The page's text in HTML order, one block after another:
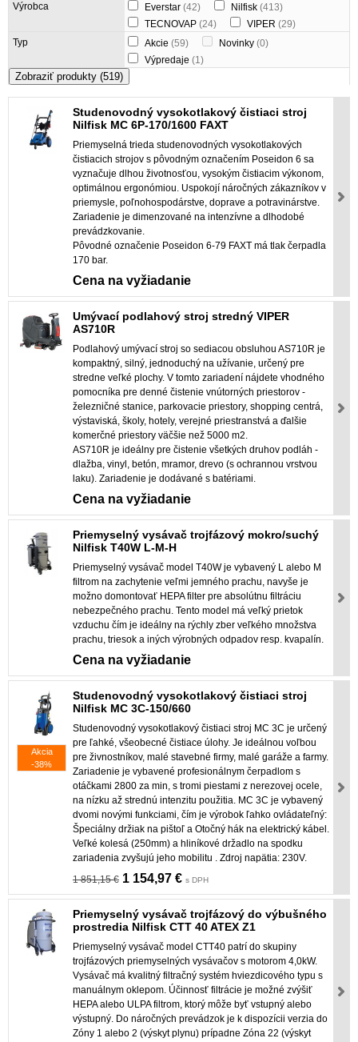
Výrobca Everstar (42) Nilfisk (413)
TECNOVAP (24) VIPER (29)
Typ
Akcie (59) Novinky (0)
Výpredaje (1)
Zobraziť produkty (519)
Studenovodný vysokotlakový čistiaci stroj
Nilfisk MC 6P-170/1600 FAXT
Priemyselná trieda studenovodných vysokotlakových
čistiacich strojov s pôvodným označením Poseidon 6 sa
vyznačuje dlhou životnosťou, vysokým čistiacim výkonom,
optimálnou ergonómiou. Uspokojí náročných zákazníkov v
priemysle, poľnohospodárstve, doprave a potravinárstve.
Zariadenie je dimenzované na intenzívne a dlhodobé
prevádzkovanie.
Pôvodné označenie Poseidon 6-79 FAXT má tlak čerpadla
170 bar.
Cena na vyžiadanie
Umývací podlahový stroj stredný VIPER
AS710R
Podlahový umývací stroj so sediacou obsluhou AS710R je
kompaktný, silný, jednoduchý na užívanie, určený pre
stredne veľké plochy. V tomto zariadení nájdete vhodného
pomocníka pre denné čistenie vnútorných priestorov -
železničné stanice, parkovacie priestory, shopping centrá,
výstaviská, školy, hotely, verejné priestranstvá a ďalšie
komerčné priestory väčšie než 5000 m2.
AS710R je ideálny pre čistenie všetkých druhov podláh -
dlažba, vinyl, betón, mramor, drevo (s ochrannou vrstvou
laku). Zariadenie je dodávané s batériami.
Cena na vyžiadanie
Priemyselný vysávač trojfázový mokro/suchý
Nilfisk T40W L-M-H
Priemyselný vysávač model T40W je vybavený L alebo M
filtrom na zachytenie veľmi jemného prachu, navyše je
možno domontovať HEPA filter pre absolútnu filtráciu
nebezpečného prachu. Tento model má veľký prietok
vzduchu čím je ideálny na rýchly zber veľkého množstva
prachu, triesok a iných výrobných odpadov resp. kvapalín.
Cena na vyžiadanie
Akcia
-38%
Studenovodný vysokotlakový čistiaci stroj
Nilfisk MC 3C-150/660
Studenovodný vysokotlakový čistiaci stroj MC 3C je určený
pre ľahké, všeobecné čistiace úlohy. Je ideálnou voľbou
pre živnostníkov, malé stavebné firmy, malé garáže a farmy.
Zariadenie je vybavené profesionálnym čerpadlom s
otáčkami 2800 za min, s tromi piestami z nerezovej ocele,
na nízku až strednú intenzitu použitia. MC 3C je vybavený
dvomi novými funkciami, čím je výrobok ľahko ovládateľný:
Špeciálny držiak na pištoľ a Otočný hák na elektrický kábel.
Veľké kolesá (250mm) a hliníkové držadlo na spodku
zariadenia zvyšujú jeho mobilitu . Zdroj napätia: 230V.
1 851,15 € 1 154,97 € s DPH
Priemyselný vysávač trojfázový do výbušného
prostredia Nilfisk CTT 40 ATEX Z1
Priemyselný vysávač model CTT40 patrí do skupiny
trojfázových priemyselných vysávačov s motorom 4,0kW.
Vysávač má kvalitný filtračný systém hviezdicového typu s
manuálnym oklepom. Účinnosť filtrácie je možné zvýšiť
HEPA alebo ULPA filtrom, ktorý môže byť vstupný alebo
výstupný. Do náročných prevádzok je k dispozícii verzia do
Zóny 1 alebo 2 (výskyt plynu) prípadne Zóna 22 (výskyt